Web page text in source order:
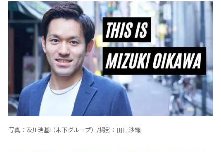
写真：及川瑞基（木下グループ）/撮影：田口沙織